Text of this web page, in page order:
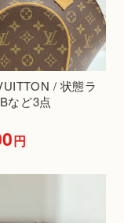
/ 状態ラ
など3点
円